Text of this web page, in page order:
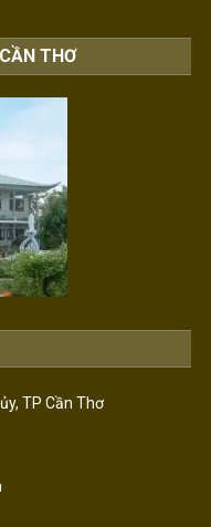
THƠ
TP Cần Thơ